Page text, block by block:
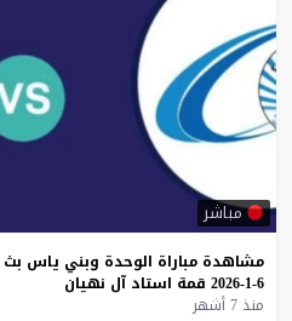
مباشر
مشاهدة مباراة الوحدة وبني ياس بث
6-1-2026
قمة استاد آل نهيان
منذ 7 أشهر